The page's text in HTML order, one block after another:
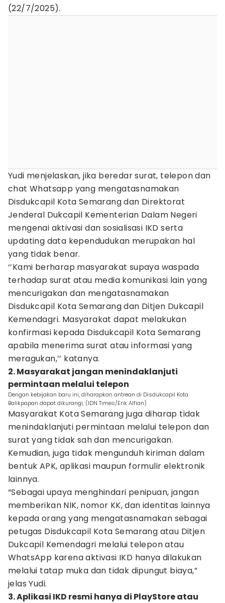
(22/7/2025).
Yudi menjelaskan, jika beredar surat, telepon dan
chat Whatsapp yang mengatasnamakan
Disdukcapil Kota Semarang dan Direktorat
Jenderal Dukcapil Kementerian Dalam Negeri
mengenai aktivasi dan sosialisasi IKD serta
updating data kependudukan merupakan hal
yang tidak benar.
‘’Kami berharap masyarakat supaya waspada
terhadap surat atau media komunikasi lain yang
mencurigakan dan mengatasnamakan
Disdukcapil Kota Semarang dan Ditjen Dukcapil
Kemendagri. Masyarakat dapat melakukan
konfirmasi kepada Disdukcapil Kota Semarang
apabila menerima surat atau informasi yang
meragukan,’’ katanya.
2. Masyarakat jangan menindaklanjuti
permintaan melalui telepon
Dengan kebijakan baru ini, diharapkan antrean di Disdukcapil Kota
Balikpapan dapat dikurangi, (IDN Times/Erik Alfian)
Masyarakat Kota Semarang juga diharap tidak
menindaklanjuti permintaan melalui telepon dan
surat yang tidak sah dan mencurigakan.
Kemudian, juga tidak mengunduh kiriman dalam
bentuk APK, aplikasi maupun formulir elektronik
lainnya.
“Sebagai upaya menghindari penipuan, jangan
memberikan NIK, nomor KK, dan identitas lainnya
kepada orang yang mengatasnamakan sebagai
petugas Disdukcapil Kota Semarang atau Ditjen
Dukcapil Kemendagri melalui telepon atau
WhatsApp karena aktivasi IKD hanya dilakukan
melalui tatap muka dan tidak dipungut biaya,”
jelas Yudi.
3. Aplikasi IKD resmi hanya di PlayStore atau